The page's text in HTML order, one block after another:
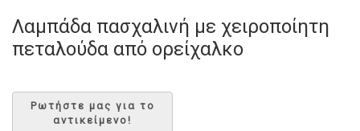
Λαμπάδα πασχαλινή με χειροποίητη
πεταλούδα από ορείχαλκο